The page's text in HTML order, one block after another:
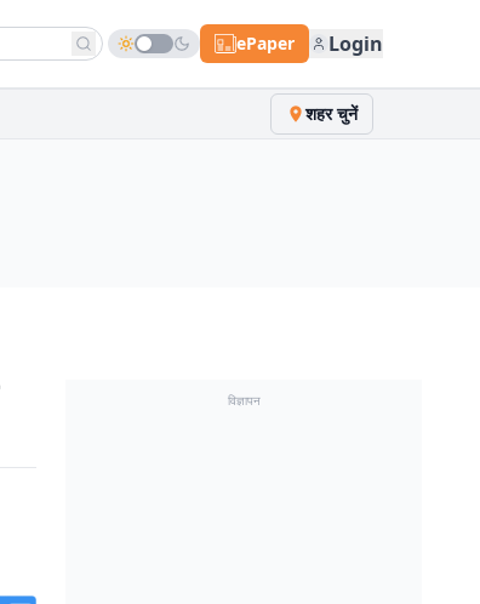
ePaper Login
शहर चुनें
विज्ञापन